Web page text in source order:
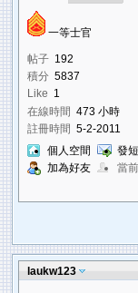
一等士官
帖子 192
積分 5837
Like 1
在線時間 473 小時
註冊時間 5-2-2011
個人空間
發
加為好友
當
laukw123